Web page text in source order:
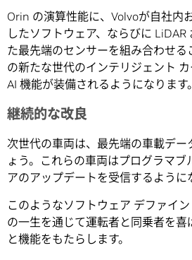
Orin の演算性能に、Volvoが自社内
したソフトウェア、ならびに
た最先端のセンサーを組み合わせる
の新たな世代のインテリジェント
AI 機能が装備されるようになります。
継続的な改良
次世代の車両は、最先端の車載デー
ょう。これらの車両はプログラマブ
アのアップデートを受信するように
このようなソフトウェア デファイ
の一生を通じて運転者と同乗者を喜
と機能をもたらします。